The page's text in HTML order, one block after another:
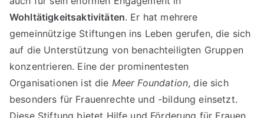
Wohltätigkeitsaktivitäten. Er hat mehrere
gemeinnützige Stiftungen ins Leben gerufen, die sich
auf die Unterstützung von benachteiligten Gruppen
konzentrieren. Eine der prominentesten
Organisationen ist die Meer Foundation, die sich
besonders für Frauenrechte und -bildung einsetzt.